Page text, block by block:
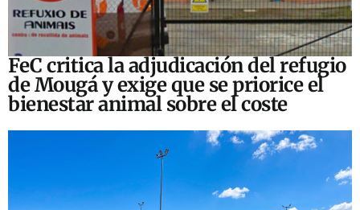
FeC critica la adjudicación del refugio
de Mougá y exige que se priorice el
bienestar animal sobre el coste